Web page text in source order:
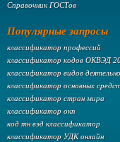
Справочник ГОСТов
Популярные запросы
классификатор профессий
классификатор кодов ОКВЭД
классификатор видов
классификатор основных
классификатор стран мира
классификатор окп
код тн вэд классификатор
классификатор УДК онлайн